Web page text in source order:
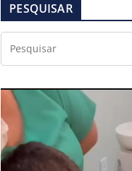
PESQUISAR